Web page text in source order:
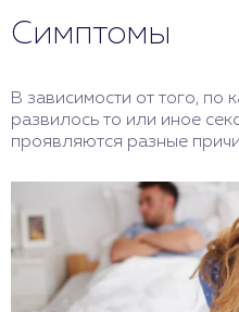
Симптомы
В зависимости от того, по
развилось то или иное
проявляются разные